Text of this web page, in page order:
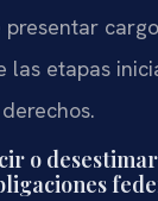
las etapas
o